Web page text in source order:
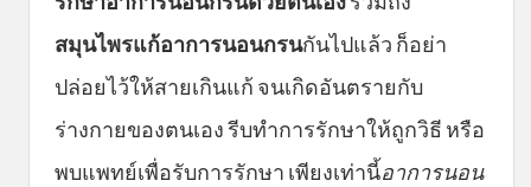
สมุนไพรแก้อาการนอนกรนกันไปแล้ว ก็อย่า
ปล่อยไว้ให้สายเกินแก้ จนเกิดอันตรายกับ
ร่างกายของตนเอง รีบทำการรักษาให้ถูกวิธี หรือ
พบแพทย์เพื่อรับการรักษา เพียงเท่านี้อาการนอน